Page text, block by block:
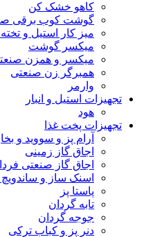
کاهو خشک کن
گوشت کوب برقی
میز کار استیل و
میکسر گوشت
میکسر و همزن
همبرگر زن صنعتی
وارمر
تجهیزات استیل و انبار
هود
تجهیزات پخت غذا
آرام پز و سووید و
اجاق گاز زمینی
اجاق گاز صنعتی
اسنک ساز و ساندویچ
پاستا پز
تابه گردان
جوجه گردان
دنر پز و کباب ترکی